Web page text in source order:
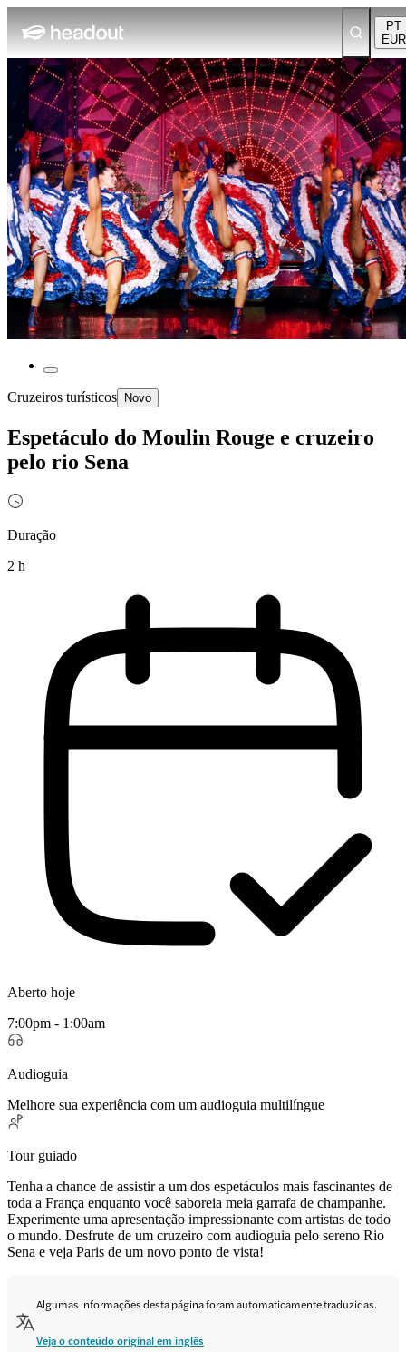
PT
EUR
Cruzeiros turísticos Novo
Espetáculo do Moulin Rouge e cruzeiro
pelo rio Sena
Duração
2 h
Aberto hoje
7:00pm - 1:00am
Audioguia
Melhore sua experiência com um audioguia multilíngue
Tour guiado
Tenha a chance de assistir a um dos espetáculos mais fascinantes de
toda a França enquanto você saboreia meia garrafa de champanhe.
Experimente uma apresentação impressionante com artistas de todo
o mundo. Desfrute de um cruzeiro com audioguia pelo sereno Rio
Sena e veja Paris de um novo ponto de vista!
Algumas informações desta página foram automaticamente traduzidas.
Veja o conteúdo original em inglês